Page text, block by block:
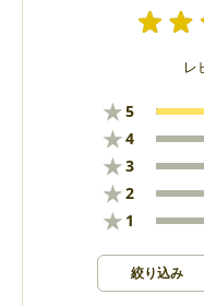
レ
★5
★4
★3
★2
★ 1
絞り込み